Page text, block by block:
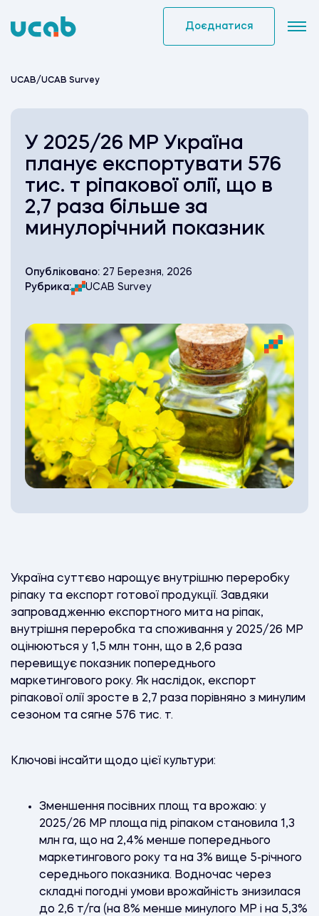
to
Доєднатися
UCAB/UCAB Survey
У 2025/26 МР Україна
планує експортувати 576
тис. т ріпакової олії, що в
2,7 раза більше за
минулорічний показник
Опубліковано: 27 Березня, 2026
Рубрика:
UCAB Survey
Україна суттєво нарощує внутрішню переробку
ріпаку та експорт готової продукції. Завдяки
запровадженню експортного мита на ріпак,
внутрішня переробка та споживання у 2025/26 МР
оцінюються у 1,5 млн тонн, що в 2,6 раза
перевищує показник попереднього
маркетингового року. Як наслідок, експорт
ріпакової олії зросте в 2,7 раза порівняно з минулим
сезоном та сягне 576 тис. т.
Ключові інсайти щодо цієї культури:
Зменшення посівних площ та врожаю: у
2025/26 МР площа під ріпаком становила 1,3
млн га, що на 2,4% менше попереднього
маркетингового року та на 3% вище 5-річного
середнього показника. Водночас через
складні погодні умови врожайність знизилася
до 2,6 т/га (на 8% менше минулого МР і на 5,3%